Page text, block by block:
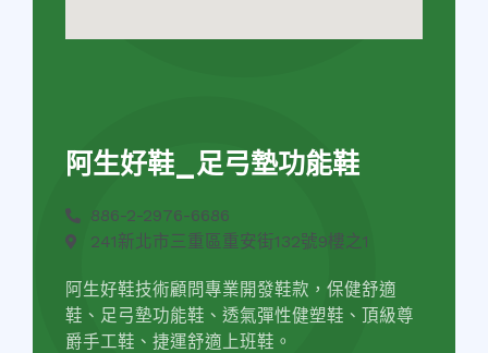
阿生好鞋_足弓墊功能鞋
886-2-2976-6686
241新北市三重區重安街132號9樓之1
阿生好鞋技術顧問專業開發鞋款，保健舒適
鞋、足弓墊功能鞋、透氣彈性健塑鞋、頂級尊
爵手工鞋、捷運舒適上班鞋。